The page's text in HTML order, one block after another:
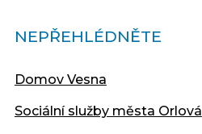
NEPŘEHLÉDNĚTE
Domov Vesna
Sociální služby města Orlová